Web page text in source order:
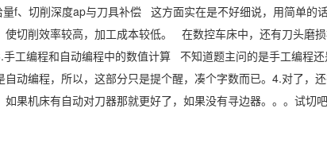
f、切削深度ap与刀具补偿 这方面实在是不好细说，用简单的
切削效率较高，加工成本较低。 在数控车床中，还有刀头磨
工编程和自动编程中的数值计算 不知道题主问的是手工编程
动编程，所以，这部分只是提个醒，凑个字数而已。4.对了，
果机床有自动对刀器那就更好了，如果没有寻边器。。。试切